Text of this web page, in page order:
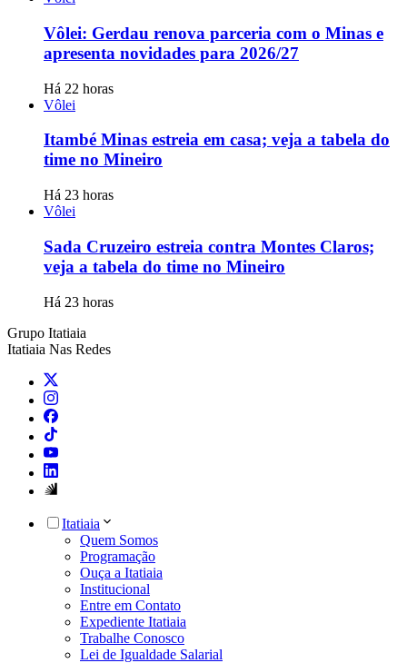
Vôlei: Gerdau renova parceria com o Minas e
apresenta novidades para 2026/27
Há 22 horas
Vôlei
Itambé Minas estreia em casa; veja a tabela do
time no Mineiro
Há 23 horas
Vôlei
Sada Cruzeiro estreia contra Montes Claros;
veja a tabela do time no Mineiro
Há 23 horas
Grupo Itatiaia
Itatiaia Nas Redes
Itatiaia
Quem Somos
Programação
Ouça a Itatiaia
Institucional
Entre em Contato
Expediente Itatiaia
Trabalhe Conosco
Lei de Igualdade Salarial